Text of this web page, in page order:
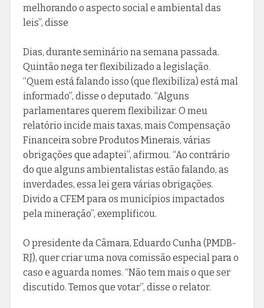
melhorando o aspecto social e ambiental das
leis”, disse
Dias, durante seminário na semana passada.
Quintão nega ter flexibilizado a legislação.
“Quem está falando isso (que flexibiliza) está mal
informado”, disse o deputado. “Alguns
parlamentares querem flexibilizar. O meu
relatório incide mais taxas, mais Compensação
Financeira sobre Produtos Minerais, várias
obrigações que adaptei”, afirmou. “Ao contrário
do que alguns ambientalistas estão falando, as
inverdades, essa lei gera várias obrigações.
Divido a CFEM para os municípios impactados
pela mineração”, exemplificou.
O presidente da Câmara, Eduardo Cunha (PMDB-
RJ), quer criar uma nova comissão especial para o
caso e aguarda nomes. “Não tem mais o que ser
discutido. Temos que votar”, disse o relator.